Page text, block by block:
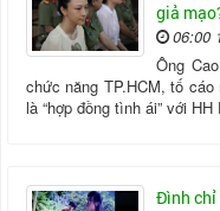
giả
06:00
Ông
chức năng TP.HCM, tố
là “hợp đồng tình ái” với
Đình chỉ